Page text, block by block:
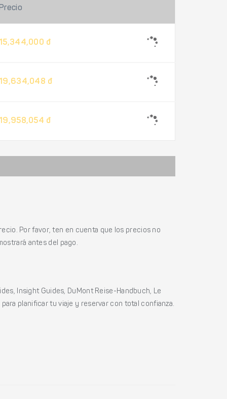
đ
đ
đ
Por favor, ten en cuenta que los precios no
antes del pago.
Insight Guides, DuMont Reise-Handbuch, Le
planificar tu viaje y reservar con total confianza.